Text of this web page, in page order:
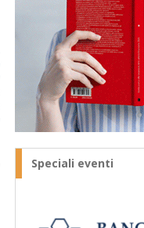
Speciali eventi